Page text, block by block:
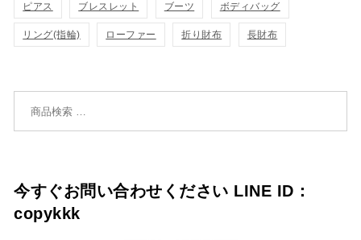
ピアス ブレスレット ブーツ ボディバッグ
リング(指輪) ローファー 折り財布 長財布
今すぐお問い合わせください LINE ID：
copykkk